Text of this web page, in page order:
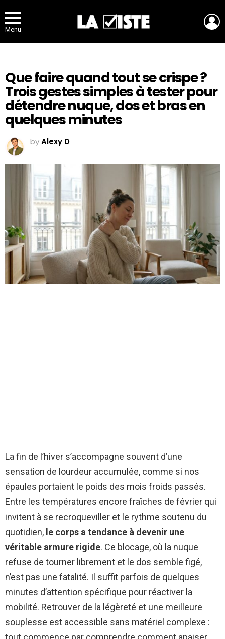
Menu
Que faire quand tout se crispe ?
Trois gestes simples à tester pour
détendre nuque, dos et bras en
quelques minutes
byAlexy D
La fin de l’hiver s’accompagne souvent d’une
sensation de lourdeur accumulée, comme si nos
épaules portaient le poids des mois froids passés.
Entre les températures encore fraîches de février qui
invitent à se recroqueviller et le rythme soutenu du
quotidien, le corps a tendance à devenir une
véritable armure rigide. Ce blocage, où la nuque
refuse de tourner librement et le dos semble figé,
n’est pas une fatalité. Il suffit parfois de quelques
minutes d’attention spécifique pour réactiver la
mobilité. Retrouver de la légèreté et une meilleure
souplesse est accessible sans matériel complexe :